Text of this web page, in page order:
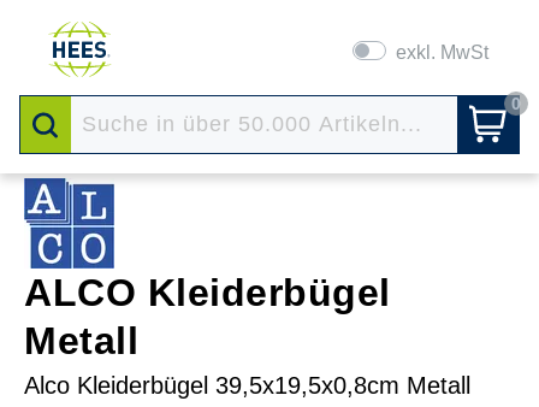
exkl. MwSt
0
ALCO Kleiderbügel
Metall
Alco Kleiderbügel 39,5x19,5x0,8cm Metall